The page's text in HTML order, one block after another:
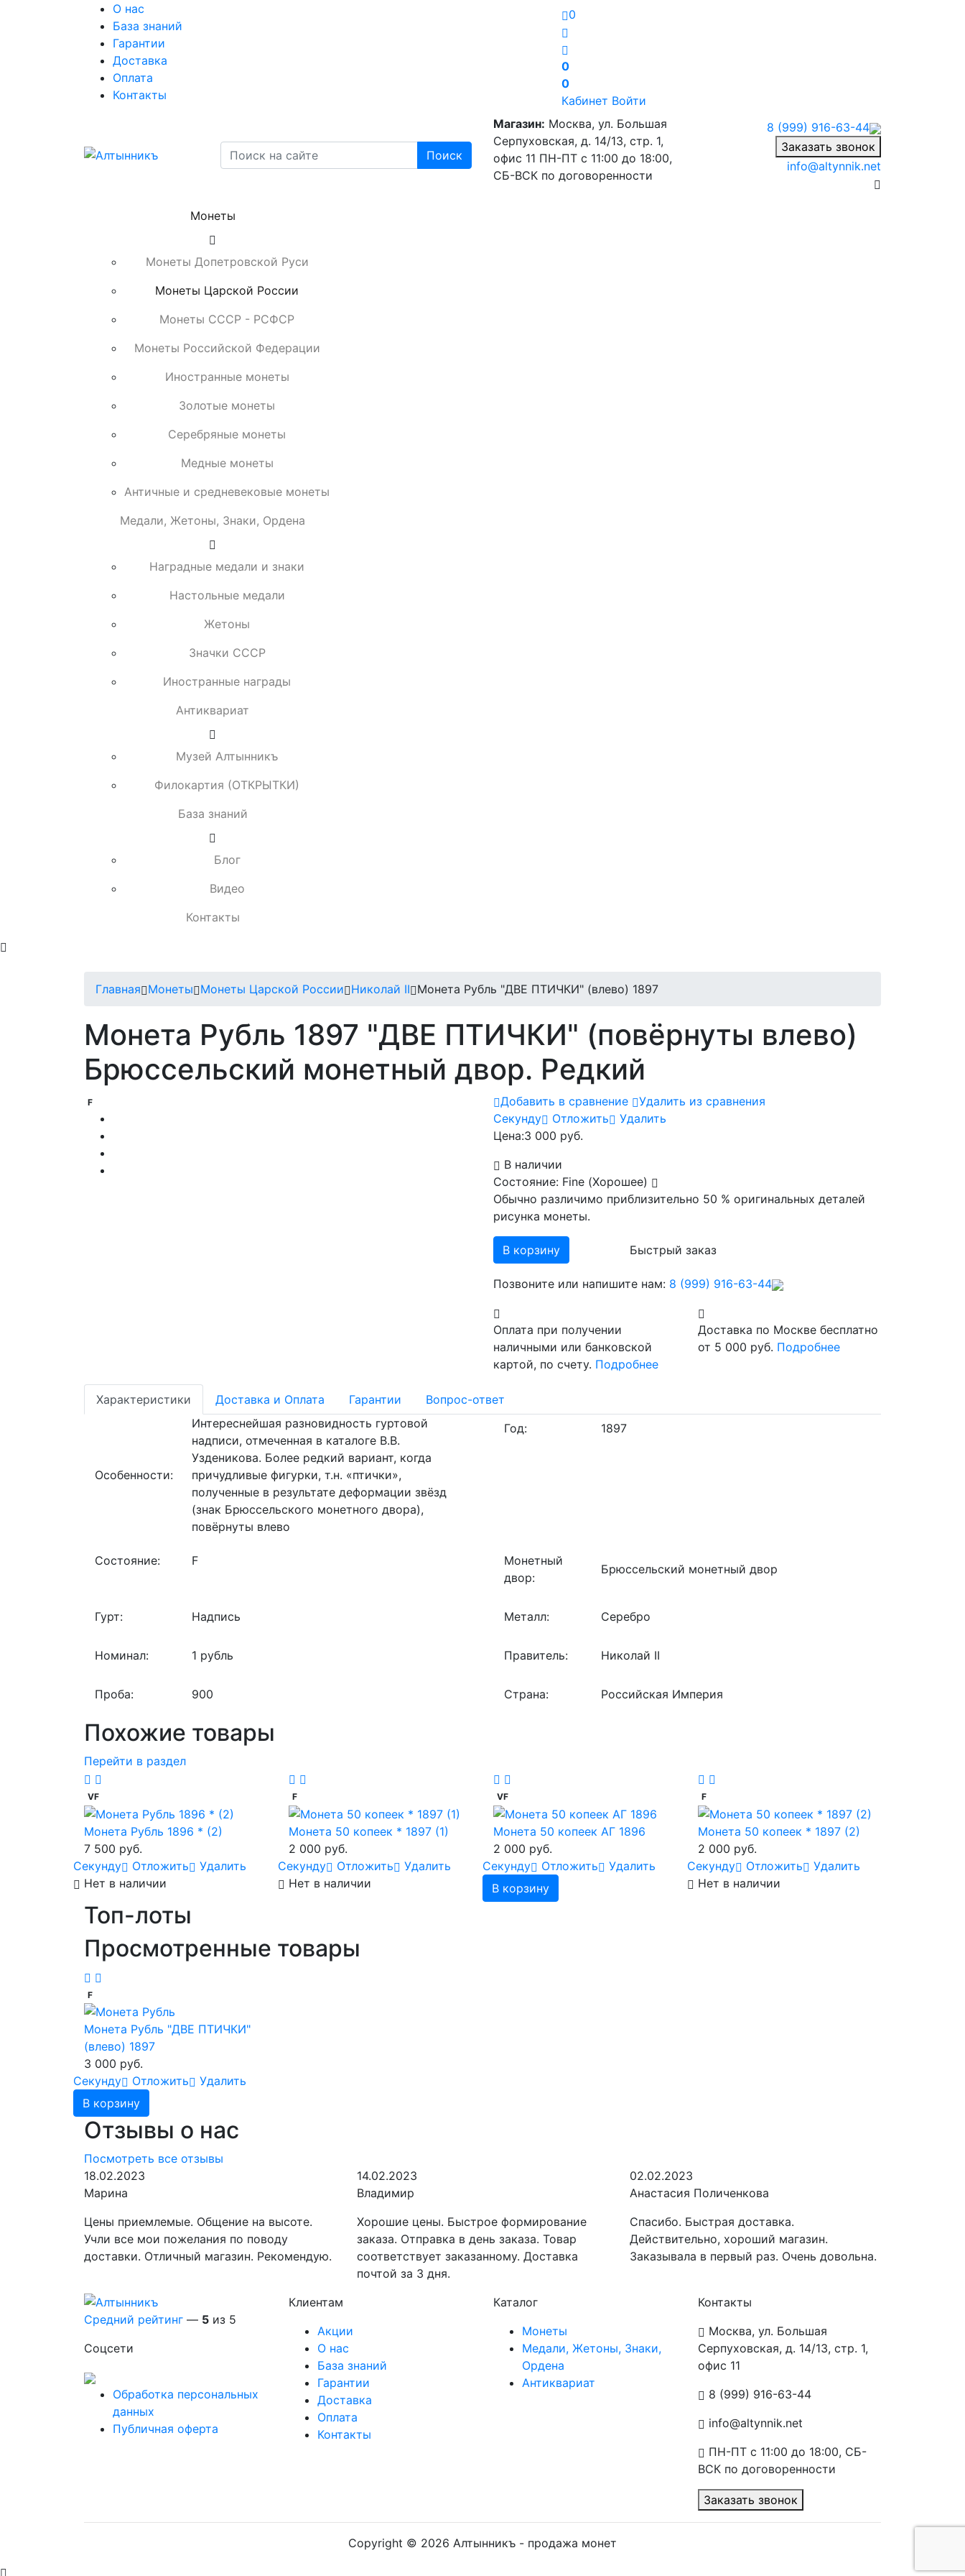
О нас
База знаний
Гарантии
Доставка
Оплата
Контакты
0
0
0
Кабинет Войти
Поиск
Магазин: Москва, ул. Большая
Серпуховская, д. 14/13, стр. 1,
офис 11 ПН-ПТ с 11:00 до 18:00,
СБ-ВСК по договоренности
8 (999) 916-63-44
Заказать звонок
info@altynnik.net
Монеты
Монеты Допетровской Руси
Монеты Царской России
Монеты СССР - РСФСР
Монеты Российской Федерации
Иностранные монеты
Золотые монеты
Серебряные монеты
Медные монеты
Античные и средневековые монеты
Медали, Жетоны, Знаки, Ордена
Наградные медали и знаки
Настольные медали
Жетоны
Значки СССР
Иностранные награды
Антиквариат
Музей Алтынникъ
Филокартия (ОТКРЫТКИ)
База знаний
Блог
Видео
Контакты
Главная Монеты Монеты Царской России Николай II Монета Рубль "ДВЕ ПТИЧКИ" (влево) 1897
Монета Рубль 1897 "ДВЕ ПТИЧКИ" (повёрнуты влево)
Брюссельский монетный двор. Редкий
F Добавить в сравнение
Удалить из сравнения
Cекунду
Отложить
Удалить
Цена:3 000 руб.
В наличии
Состояние: Fine (Хорошее)
Обычно различимо приблизительно 50 % оригинальных деталей
рисунка монеты.
В корзину Быстрый заказ
Позвоните или напишите нам: 8 (999) 916-63-44
Оплата при получении
наличными или банковской
картой, по счету. Подробнее
Доставка по Москве бесплатно
от 5 000 руб. Подробнее
Характеристики Доставка и Оплата Гарантии Вопрос-ответ
Особенности:
Интереснейшая разновидность гуртовой
надписи, отмеченная в каталоге В.В.
Узденикова. Более редкий вариант, когда
причудливые фигурки, т.н. «птички»,
полученные в результате деформации звёзд
(знак Брюссельского монетного двора),
повёрнуты влево
Год: 1897
Состояние: F
Монетный
двор:
Брюссельский монетный двор
Гурт: Надпись Металл: Серебро
Номинал: 1 рубль Правитель: Николай II
Проба: 900 Страна: Российская Империя
Похожие товары
Перейти в раздел
VF
Монета Рубль 1896 * (2)
7 500 руб.
Cекунду
Отложить
Удалить
Нет в наличии
F
Монета 50 копеек * 1897 (1)
2 000 руб.
Cекунду
Отложить
Удалить
Нет в наличии
VF
Монета 50 копеек АГ 1896
2 000 руб.
Cекунду
Отложить
Удалить
В корзину
F
Монета 50 копеек * 1897 (2)
2 000 руб.
Cекунду
Отложить
Удалить
Нет в наличии
Топ-лоты
Просмотренные товары
F
Монета Рубль "ДВЕ ПТИЧКИ"
(влево) 1897
3 000 руб.
Cекунду
Отложить
Удалить
В корзину
Отзывы о нас
Посмотреть все отзывы
18.02.2023
Марина
Цены приемлемые. Общение на высоте.
Учли все мои пожелания по поводу
доставки. Отличный магазин. Рекомендую.
14.02.2023
Владимир
Хорошие цены. Быстрое формирование
заказа. Отправка в день заказа. Товар
соответствует заказанному. Доставка
почтой за 3 дня.
02.02.2023
Анастасия Поличенкова
Спасибо. Быстрая доставка.
Действительно, хороший магазин.
Заказывала в первый раз. Очень довольна.
Средний рейтинг — 5 из 5
Соцсети
Обработка персональных
данных
Публичная оферта
Клиентам
Акции
О нас
База знаний
Гарантии
Доставка
Оплата
Контакты
Каталог
Монеты
Медали, Жетоны, Знаки,
Ордена
Антиквариат
Контакты
Москва, ул. Большая
Серпуховская, д. 14/13, стр. 1,
офис 11
8 (999) 916-63-44
info@altynnik.net
ПН-ПТ с 11:00 до 18:00, СБ-
ВСК по договоренности
Заказать звонок
Copyright © 2026 Алтынникъ - продажа монет